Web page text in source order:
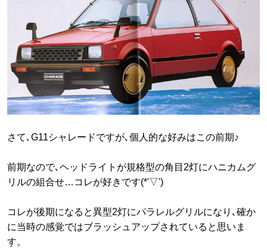
さて､G11シャレードですが､個人的な好みはこの前期♪
前期なので､ヘッドライトが規格型の角目2灯にハニカムグ
リルの組合せ…コレが好きです(*'▽')
コレが後期になると異型2灯にパラレルグリルになり､確か
に当時の感覚ではブラッシュアップされていると思いま
す。